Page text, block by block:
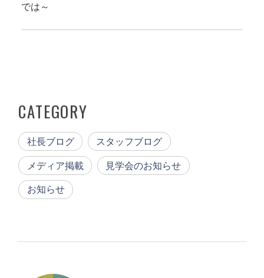
では～
CATEGORY
社長ブログ スタッフブログ
メディア掲載 見学会のお知らせ
お知らせ